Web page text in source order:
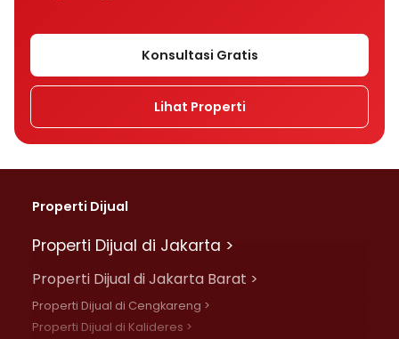
Apakah suku bunga memengaruhi cicilan
KPR?
Apa perbedaan bunga fixed dan floating
dalam KPR?
Mengapa cicilan KPR bisa naik setelah
Apa perbedaan bunga flat, efektif, dan
anuitas?
Rumah Rp500 juta cicilannya berapa per
bulan?
Konsultasi Gratis
Lihat Properti
Properti Dijual
Properti Dijual di Jakarta >
Properti Dijual di Jakarta Barat >
Properti Dijual di Cengkareng >
Properti Dijual di Kalideres >